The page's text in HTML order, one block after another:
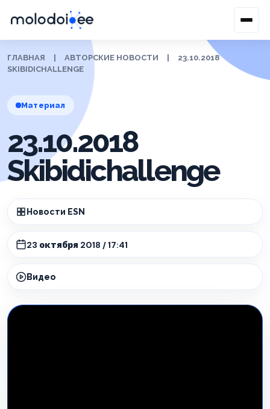
ГЛАВНАЯ АВТОРСКИЕ НОВОСТИ
23.10.2018
SKIBIDICHALLENGE
Материал
23.10.2018
Skibidichallenge
Новости ESN
23 октября 2018 / 17:41
Видео